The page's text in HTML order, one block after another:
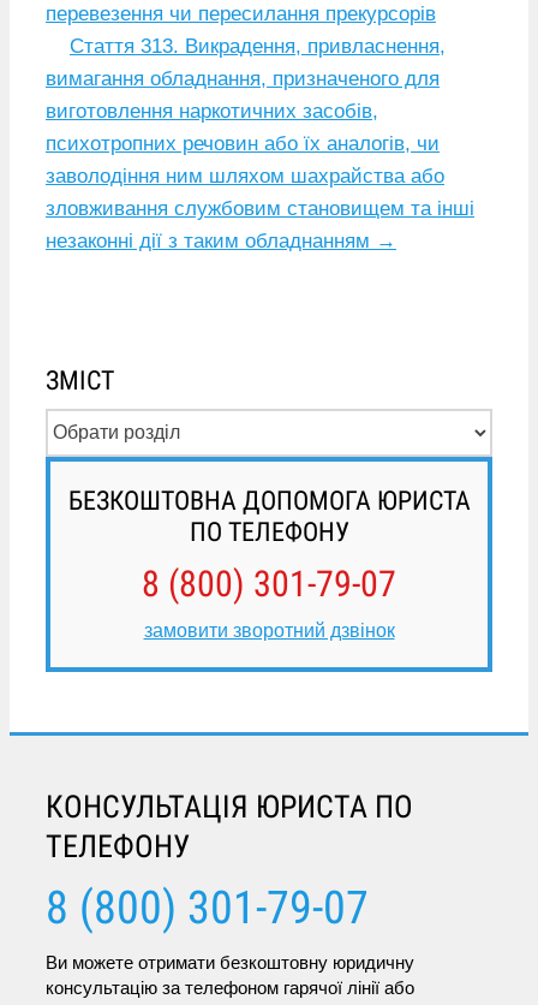
перевезення чи пересилання прекурсорів
Стаття 313. Викрадення, привласнення,
вимагання обладнання, призначеного для
виготовлення наркотичних засобів,
психотропних речовин або їх аналогів, чи
заволодіння ним шляхом шахрайства або
зловживання службовим становищем та інші
незаконні дії з таким обладнанням →
ЗМІСТ
БЕЗКОШТОВНА ДОПОМОГА ЮРИСТА
ПО ТЕЛЕФОНУ
8 (800) 301-79-07
замовити зворотний дзвінок
КОНСУЛЬТАЦІЯ ЮРИСТА ПО
ТЕЛЕФОНУ
8 (800) 301-79-07
Ви можете отримати безкоштовну юридичну
консультацію за телефоном гарячої лінії або